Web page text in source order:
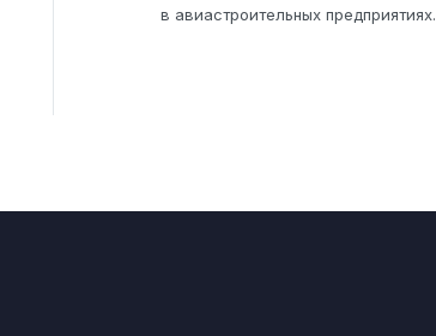
в авиастроительных предприятиях.